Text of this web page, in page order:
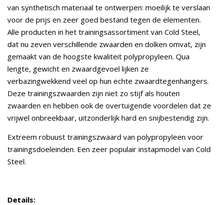
van synthetisch materiaal te ontwerpen: moeilijk te verslaan
voor de prijs en zeer goed bestand tegen de elementen.
Alle producten in het trainingsassortiment van Cold Steel,
dat nu zeven verschillende zwaarden en dolken omvat, zijn
gemaakt van de hoogste kwaliteit polypropyleen. Qua
lengte, gewicht en zwaardgevoel lijken ze
verbazingwekkend veel op hun echte zwaardtegenhangers.
Deze trainingszwaarden zijn niet zo stijf als houten
zwaarden en hebben ook de overtuigende voordelen dat ze
vrijwel onbreekbaar, uitzonderlijk hard en snijbestendig zijn.
Extreem robuust trainingszwaard van polypropyleen voor
trainingsdoeleinden. Een zeer populair instapmodel van Cold
Steel.
Details: